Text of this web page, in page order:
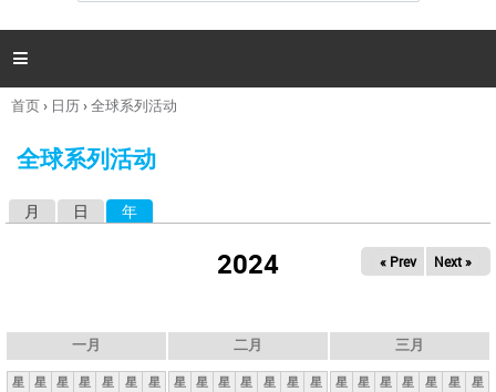

你
这
首页› 日历›全球系列活动
全球系列活动
月 日 年
2024 « Prev Next »
一月
星 星 星 星 星 星
星
二月
星 星 星 星 星 星 星
三月
星 星 星 星 星 星 星